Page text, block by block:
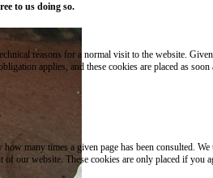
to us doing so.
reasons for a normal visit to the website.
applies, and these cookies are placed as soon
many times a given page has been consulted. We
our website. These cookies are only placed if you